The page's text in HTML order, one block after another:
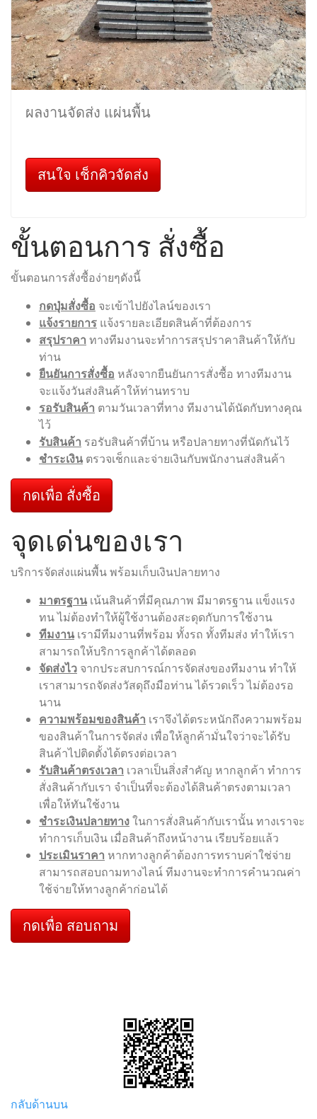
ผลงานจัดส่ง แผ่นพื้น
สนใจ เช็กคิวจัดส่ง
ขั้นตอนการ สั่งซื้อ
ขั้นตอนการสั่งซื้อง่ายๆดังนี้
กดปุ่มสั่งซื้อ จะเข้าไปยังไลน์ของเรา
แจ้งรายการ แจ้งรายละเอียดสินค้าที่ต้องการ
สรุปราคา ทางทีมงานจะทำการสรุปราคาสินค้าให้กับ
ท่าน
ยืนยันการสั่งซื้อ หลังจากยืนยันการสั่งซื้อ ทางทีมงาน
จะแจ้งวันส่งสินค้าให้ท่านทราบ
รอรับสินค้า ตามวันเวลาที่ทาง ทีมงานได้นัดกับทางคุณ
ไว้
รับสินค้า รอรับสินค้าที่บ้าน หรือปลายทางที่นัดกันไว้
ชำระเงิน ตรวจเช็กและจ่ายเงินกับพนักงานส่งสินค้า
กดเพื่อ สั่งซื้อ
จุดเด่นของเรา
บริการจัดส่งแผ่นพื้น พร้อมเก็บเงินปลายทาง
มาตรฐาน เน้นสินค้าที่มีคุณภาพ มีมาตรฐาน แข็งแรง
ทน ไม่ต้องทำให้ผู้ใช้งานต้องสะดุดกับการใช้งาน
ทีมงาน เรามีทีมงานที่พร้อม ทั้งรถ ทั้งทีมส่ง ทำให้เรา
สามารถให้บริการลูกค้าได้ตลอด
จัดส่งไว จากประสบการณ์การจัดส่งของทีมงาน ทำให้
เราสามารถจัดส่งวัสดุถึงมือท่าน ได้รวดเร็ว ไม่ต้องรอ
นาน
ความพร้อมของสินค้า เราจึงได้ตระหนักถึงความพร้อม
ของสินค้าในการจัดส่ง เพื่อให้ลูกค้ามั่นใจว่าจะได้รับ
สินค้าไปติดตั้งได้ตรงต่อเวลา
รับสินค้าตรงเวลา เวลาเป็นสิ่งสำคัญ หากลูกค้า ทำการ
สั่งสินค้ากับเรา จำเป็นที่จะต้องได้สินค้าตรงตามเวลา
เพื่อให้ทันใช้งาน
ชำระเงินปลายทางในการสั่งสินค้ากับเรานั้น ทางเราจะ
ทำการเก็บเงิน เมื่อสินค้าถึงหน้างาน เรียบร้อยแล้ว
ประเมินราคา หากทางลูกค้าต้องการทราบค่าใช่จ่าย
สามารถสอบถามทางไลน์ ทีมงานจะทำการคำนวณค่า
ใช้จ่ายให้ทางลูกค้าก่อนได้
กดเพื่อ สอบถาม
กลับด้านบน